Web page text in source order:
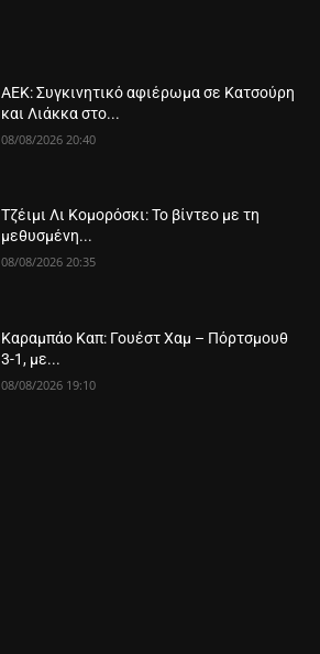
ΑΕΚ: Συγκινητικό αφιέρωμα σε Κατσούρη
και Λιάκκα στο...
08/08/2026 20:40
Τζέιμι Λι Κομορόσκι: Το βίντεο με τη
μεθυσμένη...
08/08/2026 20:35
Καραμπάο Καπ: Γουέστ Χαμ – Πόρτσμουθ
3-1, με...
08/08/2026 19:10